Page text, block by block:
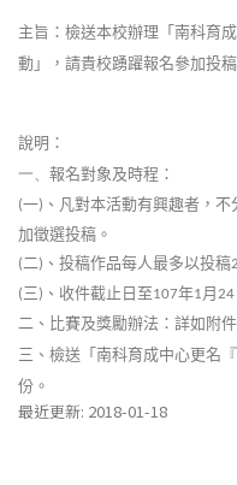
主旨：檢送本校辦理「南科育
動」，請貴校踴躍報名參加投
說明：
一、 報名對象及時程：
(一) 、凡對本活動有興趣者，
加徵選投稿。
(二) 、投稿作品每人最多以投稿2
(三) 、收件截止日至107年1月 24
二、比賽及獎勵辦法：詳如附件
三、檢送「南科育成中心更名
份。
最近更新: 2018-01-18